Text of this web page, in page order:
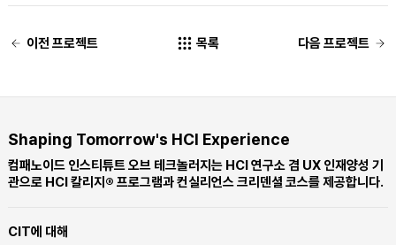
이전 프로젝트 목록 다음 프로젝트
Shaping Tomorrow's HCI Experience
컴패노이드 인스티튜트 오브 테크놀러지는 HCI 연구소 겸 UX 인재양성 기
관으로 HCI 칼리지® 프로그램과 컨실리언스 크리덴셜 코스를 제공합니다.
CIT에 대해